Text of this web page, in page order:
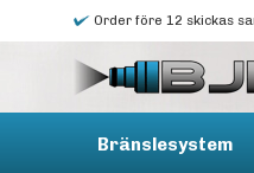
Order före 12 skickas
Bränslesystem